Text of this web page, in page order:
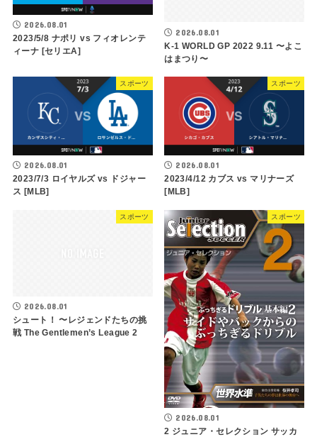
2026.08.01
2023/5/8 ナポリ vs フィオレンテ
ィーナ [セリエA]
2026.08.01
K-1 WORLD GP 2022 9.11 〜よこ
はまつり〜
スポーツ
2026.08.01
2023/7/3 ロイヤルズ vs ドジャー
ス [MLB]
スポーツ
2026.08.01
2023/4/12 カブス vs マリナーズ
[MLB]
スポーツ
2026.08.01
シュート！ 〜レジェンドたちの挑
戦 The Gentlemen’s League 2
スポーツ
2026.08.01
2 ジュニア・セレクション サッカ